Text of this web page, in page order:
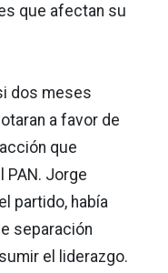
que afectan su
dos meses
a favor de
que
PAN. Jorge
partido, había
separación
el liderazgo.